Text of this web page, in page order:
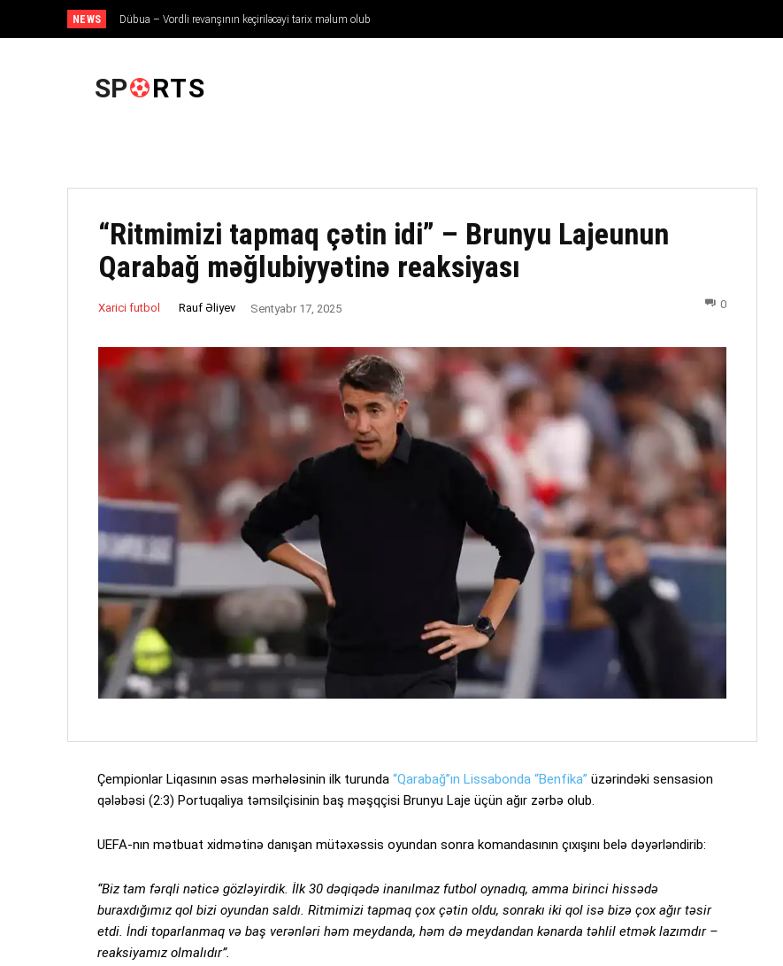
NEWS Dübua – Vordli revanşının keçiriləcəyi tarix məlum olub
SP RTS
“Ritmimizi tapmaq çətin idi” – Brunyu Lajeunun
Qarabağ məğlubiyyətinə reaksiyası
Xarici futbol Rauf Əliyev Sentyabr 17, 2025 0
Çempionlar Liqasının əsas mərhələsinin ilk turunda “Qarabağ”ın Lissabonda “Benfika” üzərindəki sensasion
qələbəsi (2:3) Portuqaliya təmsilçisinin baş məşqçisi Brunyu Laje üçün ağır zərbə olub.
UEFA-nın mətbuat xidmətinə danışan mütəxəssis oyundan sonra komandasının çıxışını belə dəyərləndirib:
“Biz tam fərqli nəticə gözləyirdik. İlk 30 dəqiqədə inanılmaz futbol oynadıq, amma birinci hissədə
buraxdığımız qol bizi oyundan saldı. Ritmimizi tapmaq çox çətin oldu, sonrakı iki qol isə bizə çox ağır təsir
etdi. İndi toparlanmaq və baş verənləri həm meydanda, həm də meydandan kənarda təhlil etmək lazımdır –
reaksiyamız olmalıdır”.